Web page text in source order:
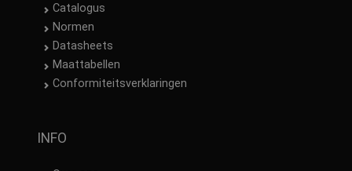
Catalogus
Normen
Datasheets
Maattabellen
Conformiteitsverklaringen
INFO